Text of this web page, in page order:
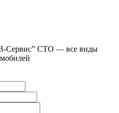
Сервис” СТО — все виды